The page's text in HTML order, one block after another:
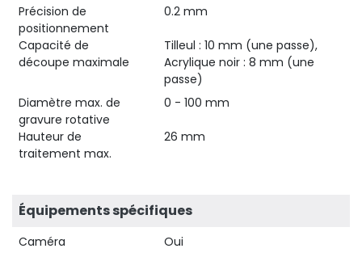
Précision de
positionnement
0.2 mm
Capacité de
découpe maximale
Tilleul : 10 mm (une passe),
Acrylique noir : 8 mm (une
passe)
Diamètre max. de
gravure rotative
0 - 100 mm
Hauteur de
traitement max.
26 mm
Équipements spécifiques
Caméra Oui